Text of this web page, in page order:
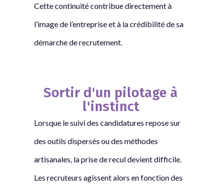
Cette continuité contribue directement à
l’image de l’entreprise et à la crédibilité de sa
démarche de recrutement.
Sortir d'un pilotage à
l'instinct
Lorsque le suivi des candidatures repose sur
des outils dispersés ou des méthodes
artisanales, la prise de recul devient difficile.
Les recruteurs agissent alors en fonction des